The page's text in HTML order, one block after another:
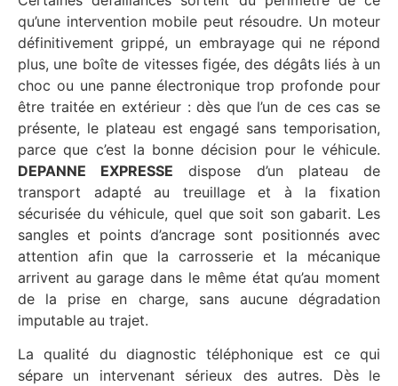
qu’une intervention mobile peut résoudre. Un moteur
définitivement grippé, un embrayage qui ne répond
plus, une boîte de vitesses figée, des dégâts liés à un
choc ou une panne électronique trop profonde pour
être traitée en extérieur : dès que l’un de ces cas se
présente, le plateau est engagé sans temporisation,
parce que c’est la bonne décision pour le véhicule.
DEPANNE EXPRESSE dispose d’un plateau de
transport adapté au treuillage et à la fixation
sécurisée du véhicule, quel que soit son gabarit. Les
sangles et points d’ancrage sont positionnés avec
attention afin que la carrosserie et la mécanique
arrivent au garage dans le même état qu’au moment
de la prise en charge, sans aucune dégradation
imputable au trajet.
La qualité du diagnostic téléphonique est ce qui
sépare un intervenant sérieux des autres. Dès le